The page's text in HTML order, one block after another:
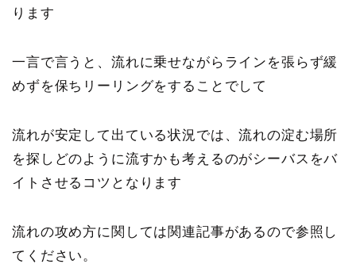
ります
一言で言うと、 流れに乗せながらラインを張らず緩
めずを保ちリーリングをする ことでして
流れが安定して出ている状況では、流れの淀む場所
を探しどのように流すかも考えるのがシーバスをバ
イトさせるコツとなります
流れの攻め方に関しては関連記事があるので参照し
てください。